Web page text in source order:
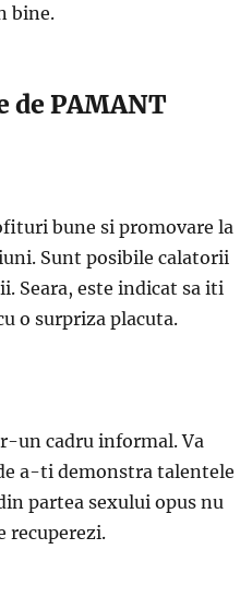
bine.
PAMANT
bune si promovare la
Sunt posibile calatorii
Seara, este indicat sa iti
o surpriza placuta.
un cadru informal. Va
a-ti demonstra talentele
partea sexului opus nu
recuperezi.